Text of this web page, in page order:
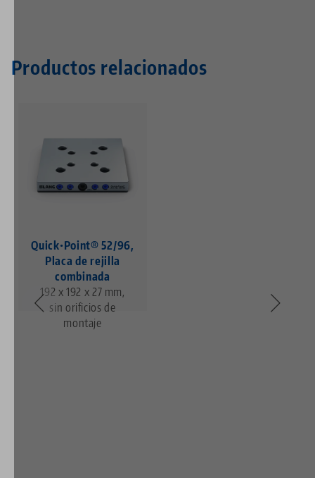
Productos relacionados
Quick•Point® 52/96,
Placa de rejilla
combinada
192 x 192 x 27 mm,
sin orificios de
montaje